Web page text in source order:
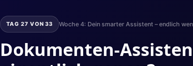
TAG 27 VON 33 Woche 4: Dein smarter Assistent – endlich
Dokumenten-